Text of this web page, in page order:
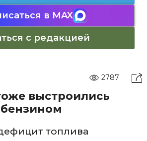
в MAX
с редакцией
2787
выстроились
топлива